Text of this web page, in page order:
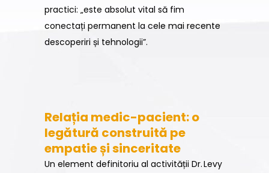
practici: „este absolut vital să fim
conectați permanent la cele mai recente
descoperiri și tehnologii”.
Relația medic-pacient: o
legătură construită pe
empatie și sinceritate
Un element definitoriu al activității Dr. Levy